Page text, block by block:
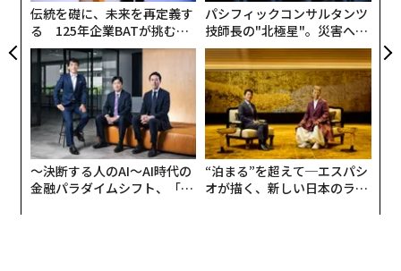
編集＝上田裕資
伝統を礎に、未来を再定義す
る 125年企業BATが挑むス
モークレスな未来
パシフィックコンサルタンツ
技師長の"北極星"。災害への
無力感を乗り越え見つけた、
防災一筋20年の答え
〜決断する人のAI〜AI時代の
金融パラダイムシフト、「超
“泊まる”を超えて─エスパシ
オが描く、新しい日本のラグ